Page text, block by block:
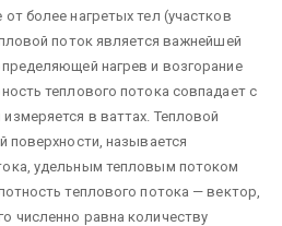
более нагретых тел (участков
поток является важнейшей
нагрев и возгорание
теплового потока совпадает с
в ваттах. Тепловой
поверхности, называется
удельным тепловым потоком
теплового потока — вектор,
численно равна количеству